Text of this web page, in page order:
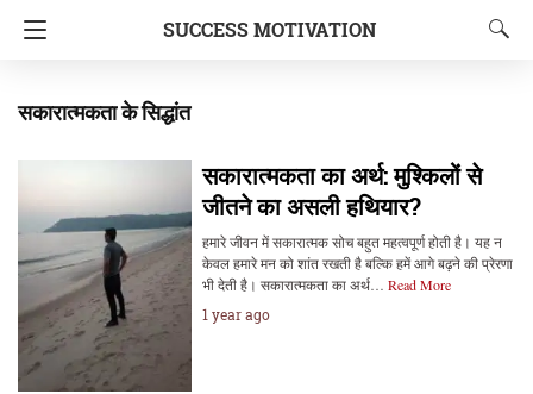
SUCCESS MOTIVATION
सकारात्मकता के सिद्धांत
सकारात्मकता का अर्थ: मुश्किलों से
जीतने का असली हथियार?
हमारे जीवन में सकारात्मक सोच बहुत महत्वपूर्ण होती है। यह न
केवल हमारे मन को शांत रखती है बल्कि हमें आगे बढ़ने की प्रेरणा
भी देती है। सकारात्मकता का अर्थ… Read More
1 year ago